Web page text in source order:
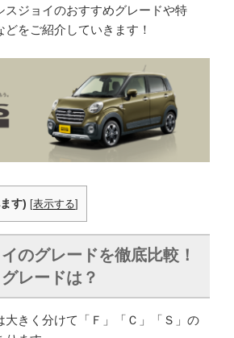
スジョイのおすすめグレードや特
をご紹介していきます！
す) [表示する]
のグレードを徹底比較！
レードは？
大きく分けて「Ｆ」「Ｃ」「Ｓ」の